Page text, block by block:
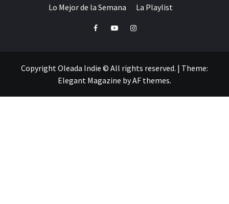
Lo Mejor de la Semana La Playlist
FacebookYoutubeInstagram
Copyright Oleada Indie © All rights reserved. | Theme:
Elegant Magazine byAF themes.